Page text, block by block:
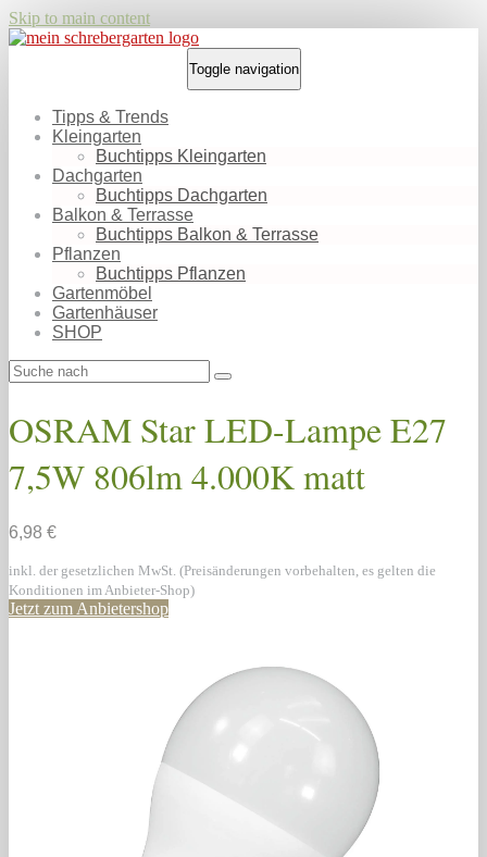
Skip to main content
Toggle navigation
Tipps & Trends
Kleingarten
Buchtipps Kleingarten
Dachgarten
Buchtipps Dachgarten
Balkon & Terrasse
Buchtipps Balkon & Terrasse
Pflanzen
Buchtipps Pflanzen
Gartenmöbel
Gartenhäuser
SHOP
OSRAM Star LED-Lampe E27
7,5W 806lm 4.000K matt
6,98 €
inkl. der gesetzlichen MwSt. (Preisänderungen vorbehalten, es gelten die
Konditionen im Anbieter-Shop)
Jetzt zum Anbietershop